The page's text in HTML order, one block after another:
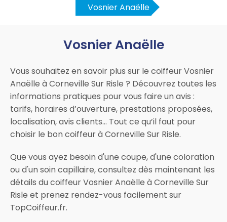
Vosnier Anaëlle
Vosnier Anaëlle
Vous souhaitez en savoir plus sur le coiffeur Vosnier
Anaëlle à Corneville Sur Risle ? Découvrez toutes les
informations pratiques pour vous faire un avis :
tarifs, horaires d’ouverture, prestations proposées,
localisation, avis clients… Tout ce qu’il faut pour
choisir le bon coiffeur à Corneville Sur Risle.
Que vous ayez besoin d'une coupe, d'une coloration
ou d'un soin capillaire, consultez dès maintenant les
détails du coiffeur Vosnier Anaëlle à Corneville Sur
Risle et prenez rendez-vous facilement sur
TopCoiffeur.fr.